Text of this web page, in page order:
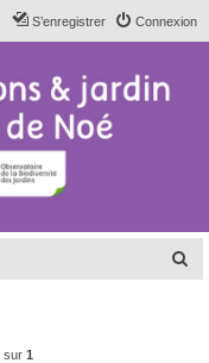
Connexion
S’enregistrer
sur 1